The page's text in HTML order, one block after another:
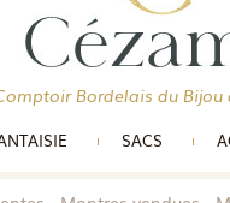
Bordelais du Bijou
SACS